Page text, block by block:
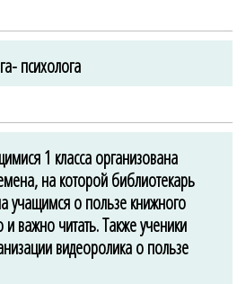
психолога
1 класса организована
на которой библиотекарь
учащимся о пользе книжного
важно читать. Также ученики
видеоролика о пользе